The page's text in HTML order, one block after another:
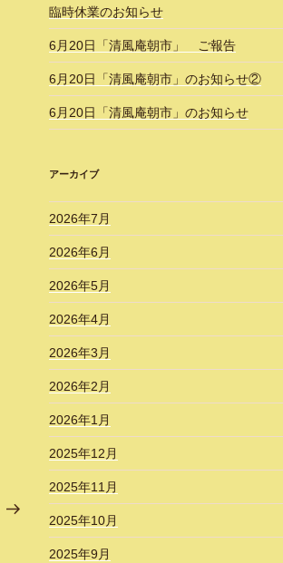
の
臨時休業のお知らせ
6月20日「清風庵朝市」 ご報告
6月20日「清風庵朝市」のお知らせ②
6月20日「清風庵朝市」のお知らせ
アーカイブ
2026年7月
2026年6月
2026年5月
2026年4月
2026年3月
2026年2月
2026年1月
2025年12月
2025年11月
2025年10月
2025年9月